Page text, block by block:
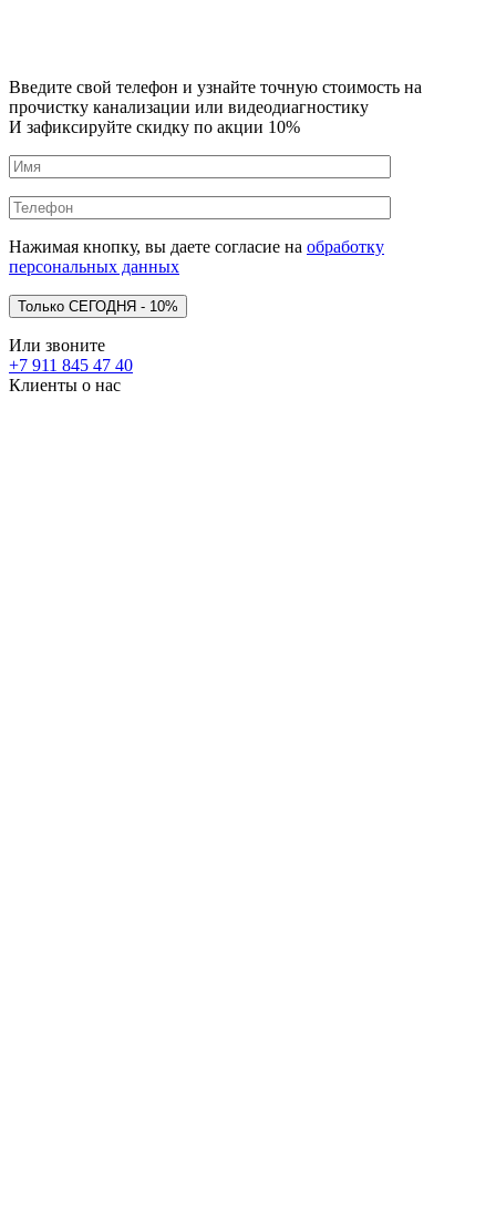
Введите свой телефон и узнайте точную стоимость на
прочистку канализации или видеодиагностику
И зафиксируйте скидку по акции 10%
Нажимая кнопку, вы даете согласие на обработку
персональных данных
Или звоните
+7 911 845 47 40
Клиенты о нас